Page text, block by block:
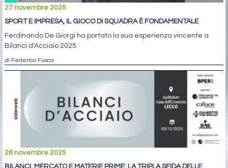
27 novembre 2025
SPORT E IMPRESA, IL GIOCO DI SQUADRA È FONDAMENTALE
Ferdinando De Giorgi ha portato la sua esperienza vincente a
Bilanci d'Acciaio 2025
di Federico Fusca
26 novembre 2025
BILANCI, MERCATO E MATERIE PRIME: LA TRIPLA SFIDA DELLE